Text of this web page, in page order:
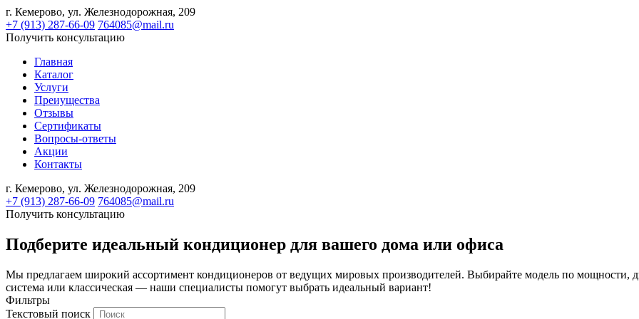
г. Кемерово, ул. Железнодорожная, 209
+7 (913) 287-66-09 764085@mail.ru
Получить консультацию
Главная
Каталог
Услуги
Преиущества
Отзывы
Сертификаты
Вопросы-ответы
Акции
Контакты
г. Кемерово, ул. Железнодорожная, 209
+7 (913) 287-66-09 764085@mail.ru
Получить консультацию
Подберите идеальный кондиционер для вашего дома или офиса
Мы предлагаем широкий ассортимент кондиционеров от ведущих мировых производителей. Выбирайте модель по мощности,
система или классическая — наши специалисты помогут выбрать идеальный вариант!
Фильтры
Текстовый поиск